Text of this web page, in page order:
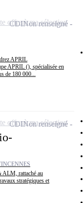
APRIL
APRIL (), spécialisée en
de 180 000...
CDINon renseigné
offre à ma sélection
ALM, rattaché au
stratégiques et
CDINon renseigné
offre à ma sélection